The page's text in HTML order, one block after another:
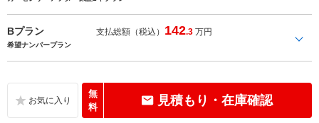
Bプラン 支払総額（税込） 142.3 万円
希望ナンバープラン
無
料
見積もり・在庫確認